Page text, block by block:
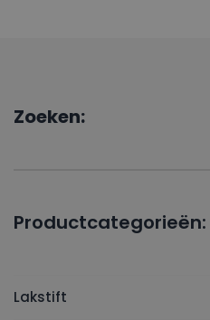
Zoeken:
Productcategorieën:
Lakstift